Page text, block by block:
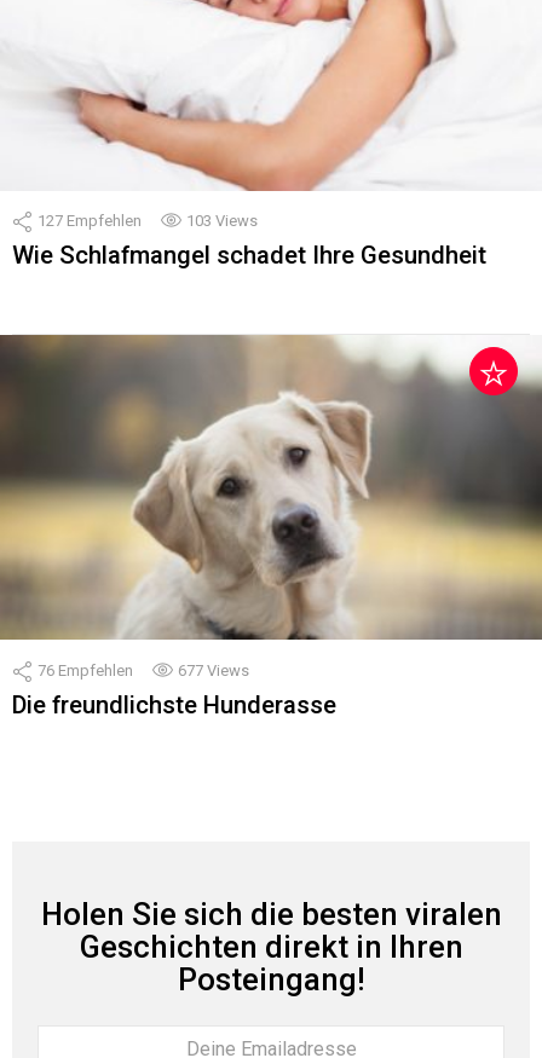
127 Empfehlen 103 Views
Wie Schlafmangel schadet Ihre Gesundheit
76 Empfehlen 677 Views
Die freundlichste Hunderasse
Holen Sie sich die besten viralen
Geschichten direkt in Ihren
Posteingang!